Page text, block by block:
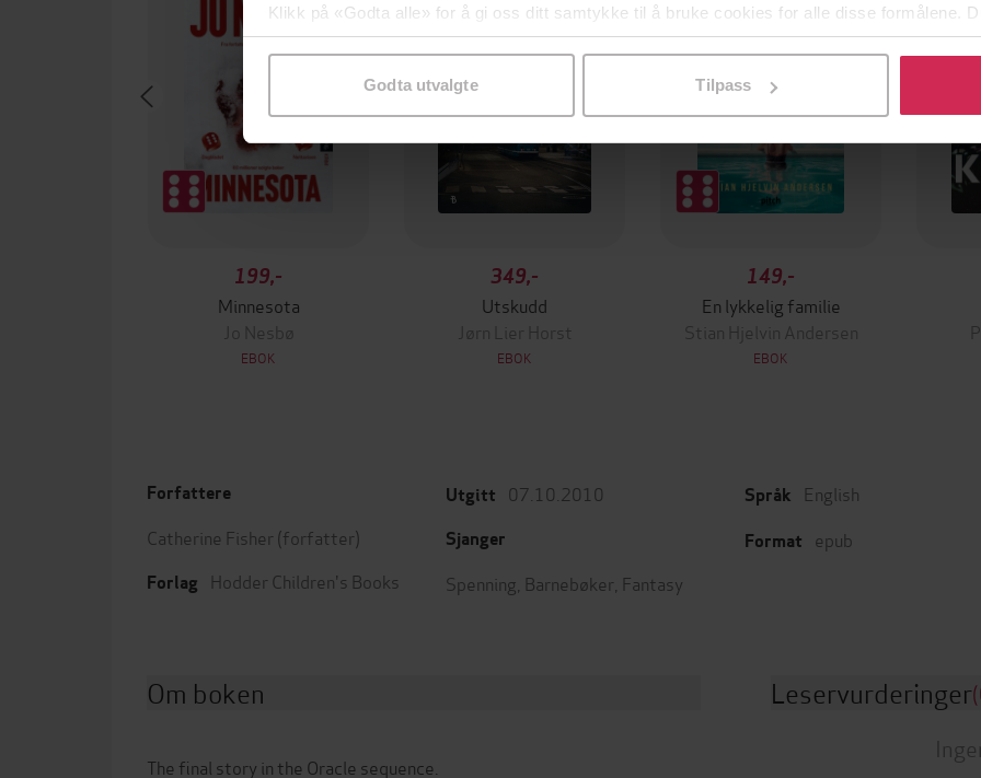
Klikk på «Godta alle» for å gi oss ditt samtykke til å bruke cookies for alle disse formålene.
samtykke til spesifikke formål ved å klikke på «Tilpass». Du kan når som helst trekke
Godta utvalgte Tilpass
199,-
Minnesota
Jo Nesbø
EBOK
349,-
Utskudd
Jørn Lier Horst
EBOK
149,-
En lykkelig familie
Stian Hjelvin Andersen
EBOK
Forfattere
Catherine Fisher (forfatter)
Forlag Hodder Children's Books
Utgitt 07.10.2010
Sjanger
Spenning Barnebøker Fantasy
Språk English
Format epub
Om boken
The final story in the Oracle sequence.
Leservurderinger